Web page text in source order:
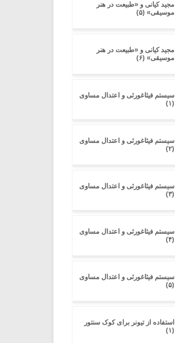
مجید کیانی و «طبیعت در هنر
موسیقی» (۵)
مجید کیانی و «طبیعت در هنر
موسیقی» (۶)
سیستم فیثاغورثی و اعتدال مساوی
(۱)
سیستم فیثاغورثی و اعتدال مساوی
(۲)
سیستم فیثاغورثی و اعتدال مساوی
(۳)
سیستم فیثاغورثی و اعتدال مساوی
(۴)
سیستم فیثاغورثی و اعتدال مساوی
(۵)
استفاده از تیونر برای کوک سنتور
(۱)